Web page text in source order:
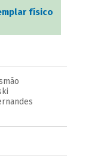
físico